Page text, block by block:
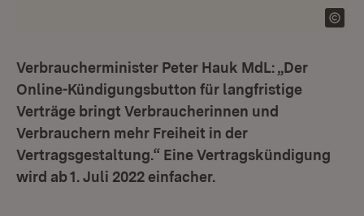
Verbraucherminister Peter Hauk MdL: „Der
Online-Kündigungsbutton für langfristige
Verträge bringt Verbraucherinnen und
Verbrauchern mehr Freiheit in der
Vertragsgestaltung.“ Eine Vertragskündigung
wird ab 1. Juli 2022 einfacher.